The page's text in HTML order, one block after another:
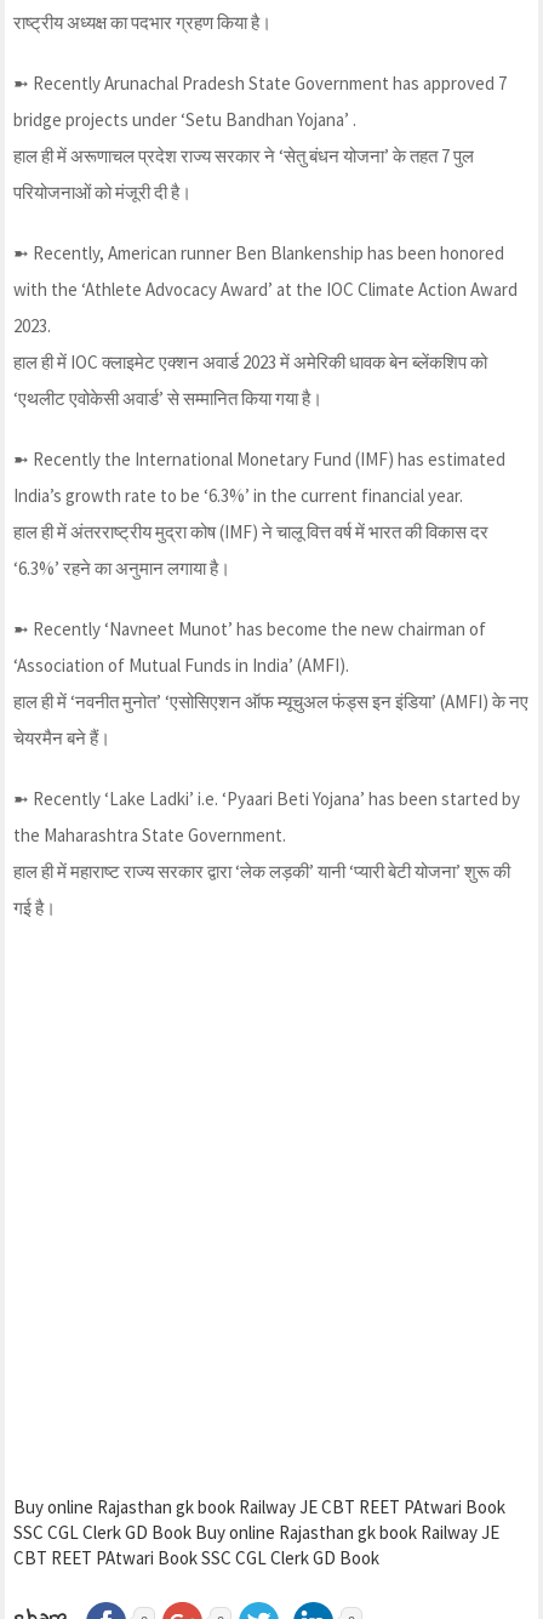
राष्ट्रीय अध्यक्ष का पदभार ग्रहण किया है।
➼ Recently Arunachal Pradesh State Government has approved 7
bridge projects under ‘Setu Bandhan Yojana’ .
हाल ही में अरूणाचल प्रदेश राज्य सरकार ने ‘सेतु बंधन योजना’ के तहत 7 पुल
परियोजनाओं को मंजूरी दी है।
➼ Recently, American runner Ben Blankenship has been honored
with the ‘Athlete Advocacy Award’ at the IOC Climate Action Award
2023.
हाल ही में IOC क्लाइमेट एक्शन अवार्ड 2023 में अमेरिकी धावक बेन ब्लेंकशिप को
‘एथलीट एवोकेसी अवार्ड’ से सम्मानित किया गया है।
➼ Recently the International Monetary Fund (IMF) has estimated
India’s growth rate to be ‘6.3%’ in the current financial year.
हाल ही में अंतरराष्ट्रीय मुद्रा कोष (IMF) ने चालू वित्त वर्ष में भारत की विकास दर
‘6.3%’ रहने का अनुमान लगाया है।
➼ Recently ‘Navneet Munot’ has become the new chairman of
‘Association of Mutual Funds in India’ (AMFI).
हाल ही में ‘नवनीत मुनोत’ ‘एसोसिएशन ऑफ म्यूचुअल फंड्स इन इंडिया’ (AMFI) के नए
चेयरमैन बने हैं।
➼ Recently ‘Lake Ladki’ i.e. ‘Pyaari Beti Yojana’ has been started by
the Maharashtra State Government.
हाल ही में महाराष्ट राज्य सरकार द्वारा ‘लेक लड़की’ यानी ‘प्यारी बेटी योजना’ शुरू की
गई है।
Buy online Rajasthan gk book Railway JE CBT REET PAtwari Book
SSC CGL Clerk GD Book Buy online Rajasthan gk book Railway JE
CBT REET PAtwari Book SSC CGL Clerk GD Book